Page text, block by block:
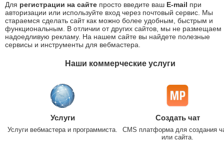
Для регистрации на сайте просто введите ваш E-mail при
авторизации или используйте вход через почтовый сервис. Мы
стараемся сделать сайт как можно более удобным, быстрым и
функциональным. В отличии от других сайтов, мы не размещаем
надоедливую рекламу. На нашем сайте вы найдете полезные
сервисы и инструменты для вебмастера.
Наши коммерческие услуги
Услуги
Услуги вебмастера и программиста.
Создать чат
CMS платформа для создания
или сайта.